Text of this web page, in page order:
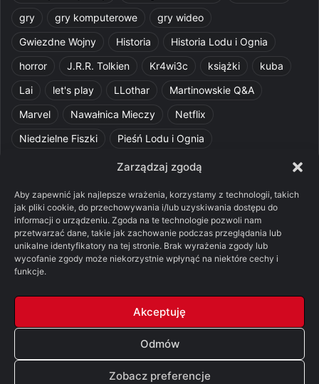
Zarządzaj zgodą
Aby zapewnić jak najlepsze wrażenia, korzystamy z technologii, takich
jak pliki cookie, do przechowywania i/lub uzyskiwania dostępu do
informacji o urządzeniu. Zgoda na te technologie pozwoli nam
przetwarzać dane, takie jak zachowanie podczas przeglądania lub
unikalne identyfikatory na tej stronie. Brak wyrażenia zgody lub
wycofanie zgody może niekorzystnie wpłynąć na niektóre cechy i
funkcje.
Akceptuję
Odmów
Zobacz preferencje
gry
gry komputerowe
gry wideo
Gwiezdne Wojny
Historia
Historia Lodu i Ognia
horror
J.R.R. Tolkien Kr4wi3c książki
kuba
Lai
let's play LLothar
Martinowskie Q&A
Marvel
Nawałnica Mieczy
Netflix
Niedzielne Fiszki
Pieśń Lodu i Ognia
Pquelim
Pytania do maesterów
recenzja książki
Ród Smoka Silmarillion
SithFrog
Starcie Królów
Star Wars
Szalone Teorie
Tolkienowskie Q&A
Voo
Wieści z Cytadeli
© Copyright 2026, All Rights Reserved | FSGK.PL